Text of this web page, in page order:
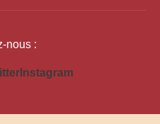
nous :
Instagram